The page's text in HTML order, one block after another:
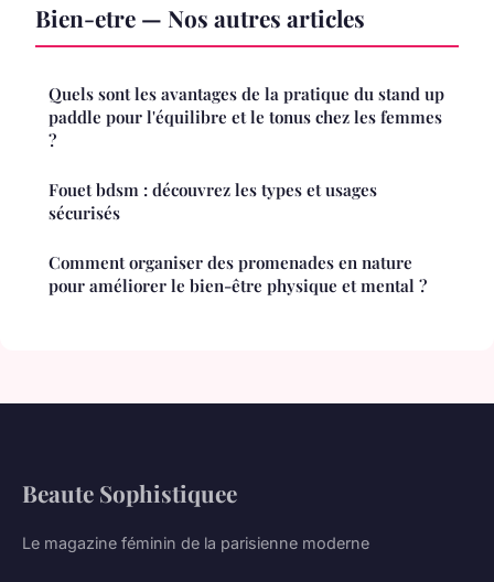
Bien-etre — Nos autres articles
Quels sont les avantages de la pratique du stand up
paddle pour l'équilibre et le tonus chez les femmes
?
Fouet bdsm : découvrez les types et usages
sécurisés
Comment organiser des promenades en nature
pour améliorer le bien-être physique et mental ?
Beaute Sophistiquee
Le magazine féminin de la parisienne moderne